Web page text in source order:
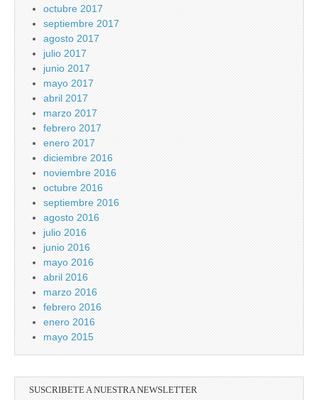
octubre 2017
septiembre 2017
agosto 2017
julio 2017
junio 2017
mayo 2017
abril 2017
marzo 2017
febrero 2017
enero 2017
diciembre 2016
noviembre 2016
octubre 2016
septiembre 2016
agosto 2016
julio 2016
junio 2016
mayo 2016
abril 2016
marzo 2016
febrero 2016
enero 2016
mayo 2015
SUSCRIBETE A NUESTRA NEWSLETTER